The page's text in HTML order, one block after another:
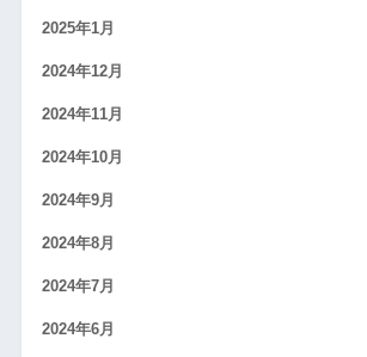
2025年1月
2024年12月
2024年11月
2024年10月
2024年9月
2024年8月
2024年7月
2024年6月